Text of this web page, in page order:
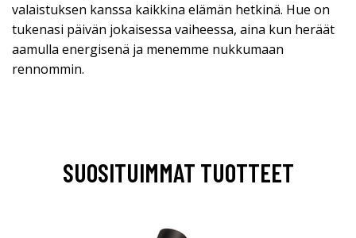
valaistuksen kanssa kaikkina elämän hetkinä. Hue on
tukenasi päivän jokaisessa vaiheessa, aina kun heräät
aamulla energisenä ja menemme nukkumaan
rennommin.
SUOSITUIMMAT TUOTTEET